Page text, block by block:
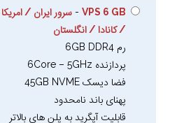
VPS 6 GB
- سرور ایران /
/ کانادا / انگلستان
رم 6GB DDR4
پردازنده 6Core – 5GHz
فضا دیسک 45GB NVME
پهنای باند نامحدود
قابلیت آپگرید به پلن های بالاتر